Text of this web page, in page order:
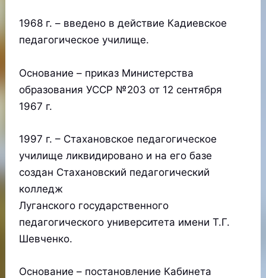
1968 г. – введено в действие Кадиевское
педагогическое училище.
Основание – приказ Министерства
образования УССР №203 от 12 сентября
1967 г.
1997 г. – Стахановское педагогическое
училище ликвидировано и на его базе
создан Стахановский педагогический
колледж
Луганского государственного
педагогического университета имени Т.Г.
Шевченко.
Основание – постановление Кабинета